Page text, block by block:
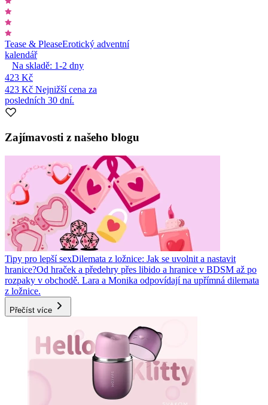
Tease & PleaseErotický adventní
kalendář
Na skladě: 1-2 dny
423 Kč
423 Kč Nejnižší cena za
posledních 30 dní.
Zajímavosti z našeho blogu
Tipy pro lepší sexDilemata z ložnice: Jak se uvolnit a nastavit
hranice?Od hraček a předehry přes libido a hranice v BDSM až po
rozpaky v obchodě. Lara a Monika odpovídají na upřímná dilemata
z ložnice.
Přečíst více